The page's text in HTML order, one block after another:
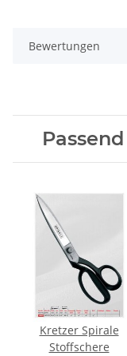
Bewertungen
Kretzer Spirale
Stoffschere